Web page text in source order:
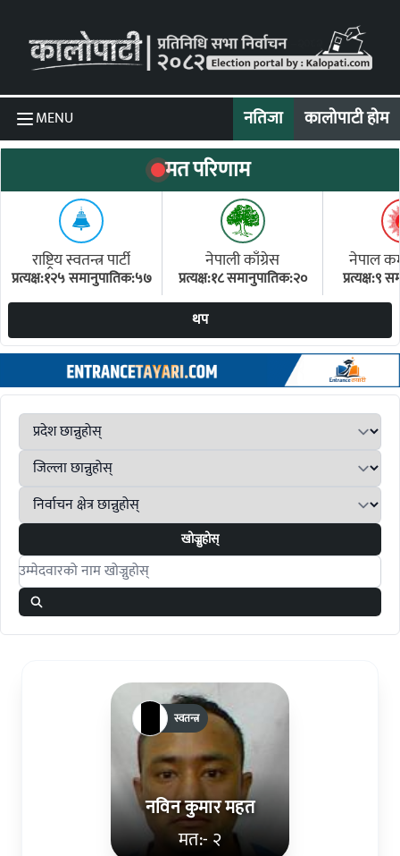
MENU नतिजा कालोपाटी होम
मत परिणाम
राष्ट्रिय स्वतन्त्र पार्टी
प्रत्यक्ष:१२५ समानुपातिक:५७
नेपाली काँग्रेस
प्रत्यक्ष:१८ समानुपातिक:२०
नेपाल
प्रत्यक्ष:९
थप
खोज्नुहोस्
Search candidates
नविन कुमार महत
मत:- २
स्वतन्त्र